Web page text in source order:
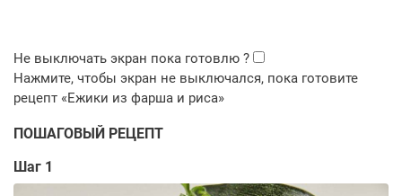
ПОШАГОВЫЙ РЕЦЕПТ
Шаг 1